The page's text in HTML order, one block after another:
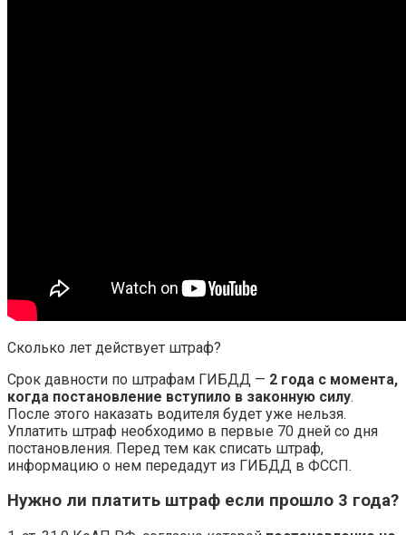
Сколько лет действует штраф?
Срок давности по штрафам ГИБДД — 2 года с момента,
когда постановление вступило в законную силу.
После этого наказать водителя будет уже нельзя.
Уплатить штраф необходимо в первые 70 дней со дня
постановления. Перед тем как списать штраф,
информацию о нем передадут из ГИБДД в ФССП.
Нужно ли платить штраф если прошло 3 года?